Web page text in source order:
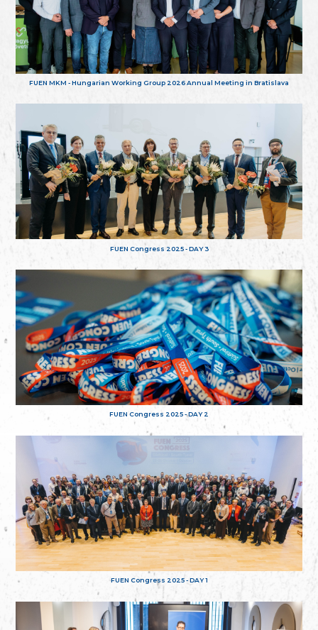
FUEN MKM - Hungarian Working Group 2026 Annual Meeting in Bratislava
FUEN Congress 2025 - DAY 3
FUEN Congress 2025 - DAY 2
FUEN Congress 2025 - DAY 1